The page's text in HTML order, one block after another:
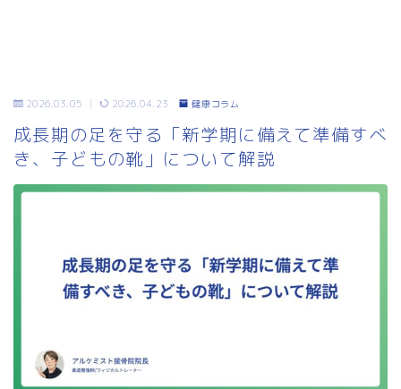
2026.03.05 2026.04.23 健康コラム
成長期の足を守る「新学期に備えて準備すべ
き、子どもの靴」について解説